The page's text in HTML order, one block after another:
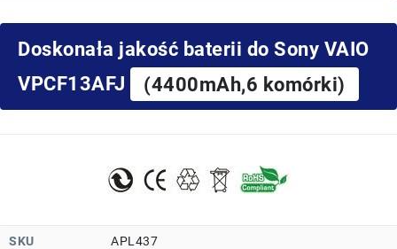
Doskonała jakość baterii do Sony VAIO
VPCF13AFJ
(4400mAh,6 komórki)
SKU APL437